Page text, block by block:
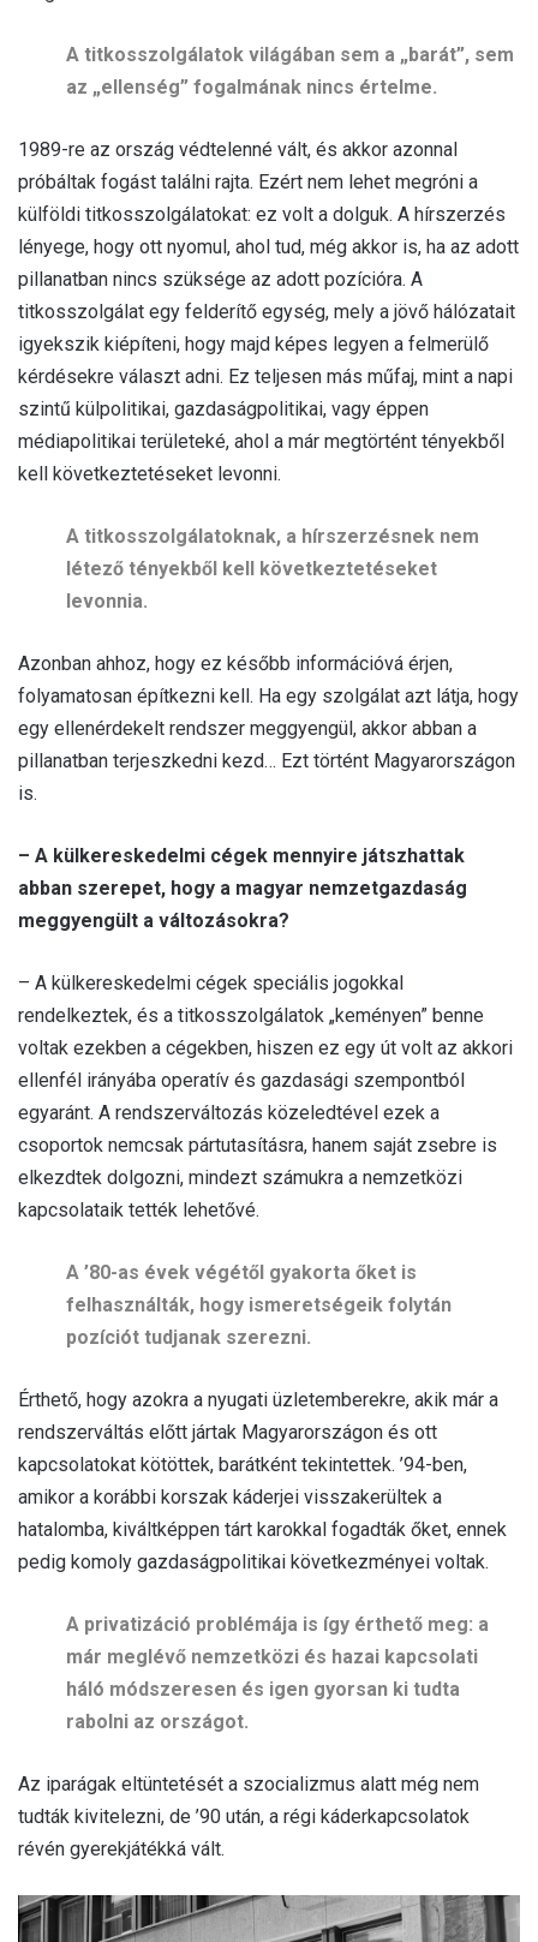
A titkosszolgálatok világában sem a „barát”, sem
az „ellenség” fogalmának nincs értelme.
1989-re az ország védtelenné vált, és akkor azonnal
próbáltak fogást találni rajta. Ezért nem lehet megróni a
külföldi titkosszolgálatokat: ez volt a dolguk. A hírszerzés
lényege, hogy ott nyomul, ahol tud, még akkor is, ha az adott
pillanatban nincs szüksége az adott pozícióra. A
titkosszolgálat egy felderítő egység, mely a jövő hálózatait
igyekszik kiépíteni, hogy majd képes legyen a felmerülő
kérdésekre választ adni. Ez teljesen más műfaj, mint a napi
szintű külpolitikai, gazdaságpolitikai, vagy éppen
médiapolitikai területeké, ahol a már megtörtént tényekből
kell következtetéseket levonni.
A titkosszolgálatoknak, a hírszerzésnek nem
létező tényekből kell következtetéseket
levonnia.
Azonban ahhoz, hogy ez később információvá érjen,
folyamatosan építkezni kell. Ha egy szolgálat azt látja, hogy
egy ellenérdekelt rendszer meggyengül, akkor abban a
pillanatban terjeszkedni kezd… Ezt történt Magyarországon
is.
– A külkereskedelmi cégek mennyire játszhattak
abban szerepet, hogy a magyar nemzetgazdaság
meggyengült a változásokra?
– A külkereskedelmi cégek speciális jogokkal
rendelkeztek, és a titkosszolgálatok „keményen” benne
voltak ezekben a cégekben, hiszen ez egy út volt az akkori
ellenfél irányába operatív és gazdasági szempontból
egyaránt. A rendszerváltozás közeledtével ezek a
csoportok nemcsak pártutasításra, hanem saját zsebre is
elkezdtek dolgozni, mindezt számukra a nemzetközi
kapcsolataik tették lehetővé.
A ’80-as évek végétől gyakorta őket is
felhasználták, hogy ismeretségeik folytán
pozíciót tudjanak szerezni.
Érthető, hogy azokra a nyugati üzletemberekre, akik már a
rendszerváltás előtt jártak Magyarországon és ott
kapcsolatokat kötöttek, barátként tekintettek. ’94-ben,
amikor a korábbi korszak káderjei visszakerültek a
hatalomba, kiváltképpen tárt karokkal fogadták őket, ennek
pedig komoly gazdaságpolitikai következményei voltak.
A privatizáció problémája is így érthető meg: a
már meglévő nemzetközi és hazai kapcsolati
háló módszeresen és igen gyorsan ki tudta
rabolni az országot.
Az iparágak eltüntetését a szocializmus alatt még nem
tudták kivitelezni, de ’90 után, a régi káderkapcsolatok
révén gyerekjátékká vált.